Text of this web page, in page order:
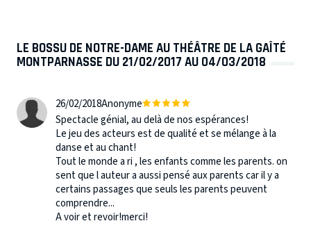
LE BOSSU DE NOTRE-DAME AU THÉÂTRE DE LA GAÎTÉ
MONTPARNASSE DU 21/02/2017 AU 04/03/2018
26/02/2018Anonyme
Spectacle génial, au delà de nos espérances!
Le jeu des acteurs est de qualité et se mélange à la
danse et au chant!
Tout le monde a ri , les enfants comme les parents. on
sent que l auteur a aussi pensé aux parents car il y a
certains passages que seuls les parents peuvent
comprendre...
A voir et revoir!merci!